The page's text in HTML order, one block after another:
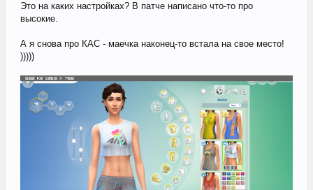
Это на каких настройках? В патче написано что-то про
высокие.
А я снова про КАС - маечка наконец-то встала на свое место!
)))))